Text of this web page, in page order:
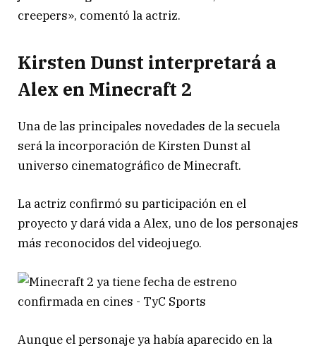
creepers», comentó la actriz.
Kirsten Dunst interpretará a
Alex en Minecraft 2
Una de las principales novedades de la secuela
será la incorporación deKirsten Dunst al
universo cinematográfico de Minecraft.
La actriz confirmó su participación en el
proyecto y dará vida a Alex, uno de los personajes
más reconocidos del videojuego.
Aunque el personaje ya había aparecido en la